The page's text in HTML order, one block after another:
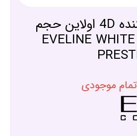
اسکراب روشن کننده 4D اولاین حجم
150 میلی لیتر - EVELINE WHITE
موجودی